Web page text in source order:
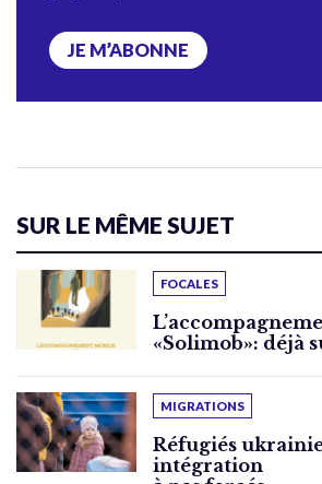
JE M’ABONNE
SUR LE MÊME SUJET
FOCALES
«Solimob»: déjà
MIGRATIONS
Réfugiés
intégration